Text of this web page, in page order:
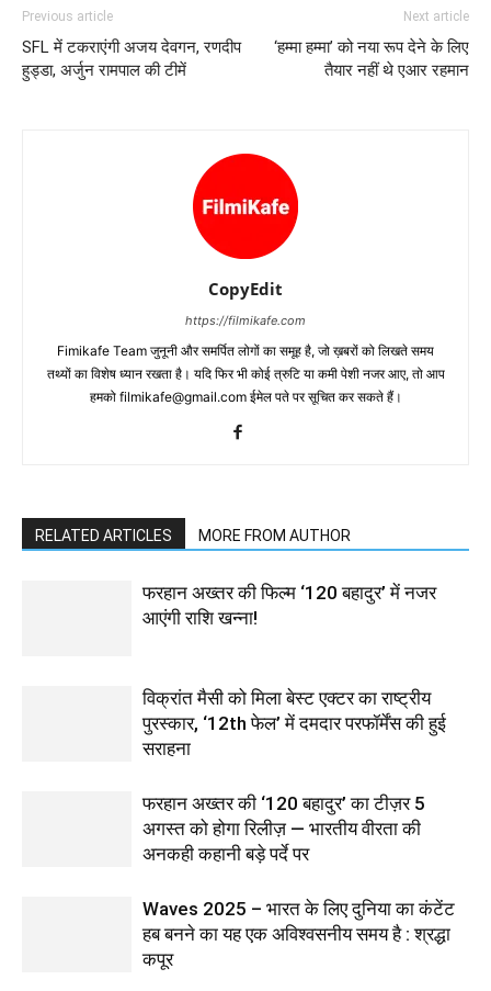
Previous article
SFL में टकराएंगी अजय देवगन, रणदीप
हुड्डा, अर्जुन रामपाल की टीमें
Next article
‘हम्‍मा हम्‍मा’ को नया रूप देने के लिए
तैयार नहीं थे एआर रहमान
CopyEdit
https://filmikafe.com
Fimikafe Team जुनूनी और समर्पित लोगों का समूह है, जो ख़बरों को लिखते समय
तथ्‍यों का विशेष ध्‍यान रखता है। यदि फिर भी कोई त्रुटि या कमी पेशी नजर आए, तो आप
हमको filmikafe@gmail.com ईमेल पते पर सूचित कर सकते हैं।
RELATED ARTICLES MORE FROM AUTHOR
फरहान अख्तर की फिल्म ‘120 बहादुर’ में नजर
आएंगी राशि खन्ना!
विक्रांत मैसी को मिला बेस्ट एक्टर का राष्ट्रीय
पुरस्कार, ‘12th फेल’ में दमदार परफॉर्मेंस की हुई
सराहना
फरहान अख्तर की ‘120 बहादुर’ का टीज़र 5
अगस्त को होगा रिलीज़ — भारतीय वीरता की
अनकही कहानी बड़े पर्दे पर
Waves 2025 – भारत के लिए दुनिया का कंटेंट
हब बनने का यह एक अविश्वसनीय समय है : श्रद्धा
कपूर